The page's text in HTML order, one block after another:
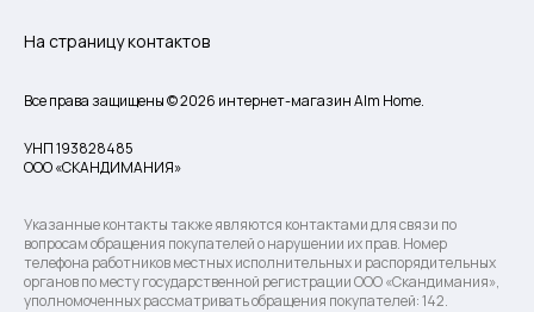
На страницу контактов
Все права защищены © 2026 интернет-магазин Alm Home.
УНП 193828485
ООО «СКАНДИМАНИЯ»
Указанные контакты также являются контактами для связи по
вопросам обращения покупателей о нарушении их прав. Номер
телефона работников местных исполнительных и распорядительных
органов по месту государственной регистрации ООО «Скандимания»,
уполномоченных рассматривать обращения покупателей: 142.